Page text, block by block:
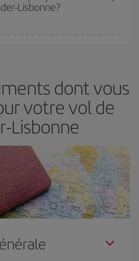
tarifs les plus économiques
Lisbonne?
dont vous
votre vol de
Lisbonne